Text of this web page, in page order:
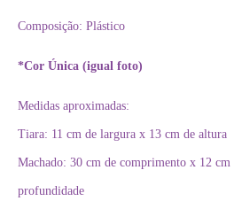
Composição: Plástico
*Cor Única (igual foto)
Medidas aproximadas:
Tiara: 11 cm de largura x 13 cm de altura
Machado: 30 cm de comprimento x 12 cm
profundidade